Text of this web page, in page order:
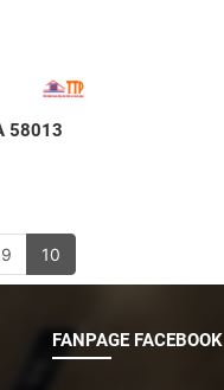
58013
9 10
FANPAGE FACEBOOK